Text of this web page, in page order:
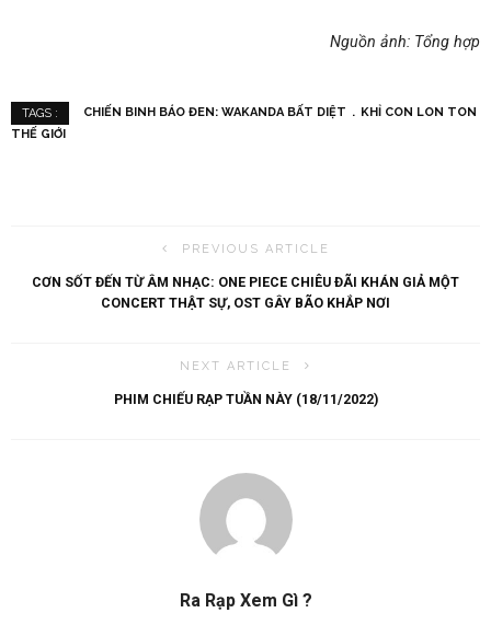
Nguồn ảnh: Tổng hợp
TAGS : CHIẾN BINH BÁO ĐEN: WAKANDA BẤT DIỆT
KHỈ CON LON TON
THẾ GIỚI
PREVIOUS ARTICLE
CƠN SỐT ĐẾN TỪ ÂM NHẠC: ONE PIECE CHIÊU ĐÃI KHÁN GIẢ MỘT
CONCERT THẬT SỰ, OST GÂY BÃO KHẮP NƠI
NEXT ARTICLE
PHIM CHIẾU RẠP TUẦN NÀY (18/11/2022)
Ra Rạp Xem Gì ?